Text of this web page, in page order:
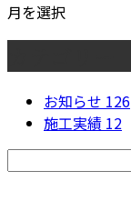
月を選択
お知らせ 126
施工実績 12